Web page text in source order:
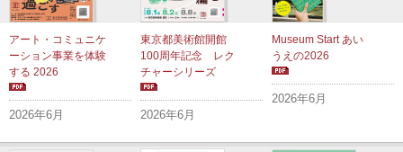
アート・コミュニケ
ーション事業を体験
する 2026
2026年6月
東京都美術館開館
100周年記念 レク
チャーシリーズ
2026年6月
Museum Start あい
うえの2026
2026年6月